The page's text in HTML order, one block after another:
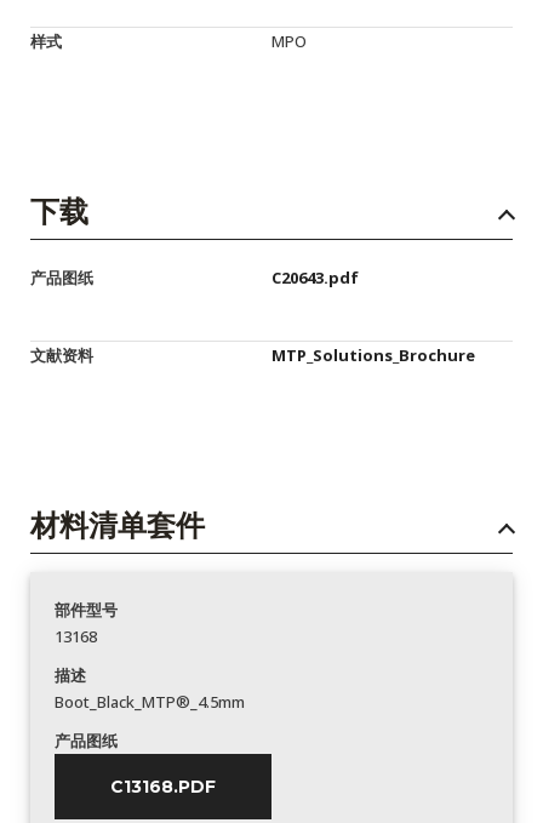
样式 MPO
下载
产品图纸 C20643.pdf
文献资料 MTP_Solutions_Brochure
材料清单套件
部件型号
13168
描述
Boot_Black_MTP®_4.5mm
产品图纸
C13168.PDF